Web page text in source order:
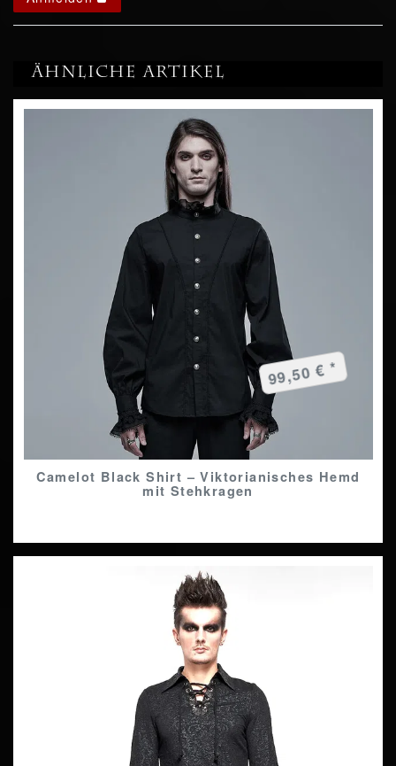
Ähnliche Artikel
Camelot Black Shirt – Viktorianisches Hemd
mit Stehkragen
99,50 € *